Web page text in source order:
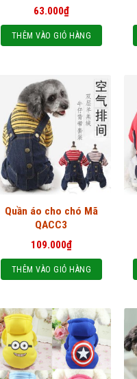
63.000₫
THÊM VÀO GIỎ HÀNG
Quần áo cho chó Mã
QACC3
109.000₫
THÊM VÀO GIỎ HÀNG